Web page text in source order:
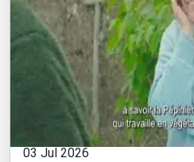
03 Jul 2026